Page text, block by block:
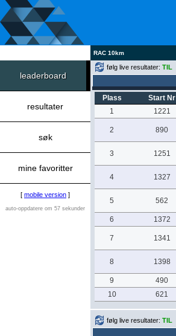
RAC 10km
leaderboard
resultater
søk
mine favoritter
[ mobile version ]
auto-oppdatere om 57 sekunder
følg live resultater: TIL
Plass Start Nr
1
1221
2 890
3 1251
4 1327
5 562
6 1372
7 1341
8 1398
9 490
10
621
følg live resultater: TIL